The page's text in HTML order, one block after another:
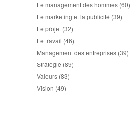
Le management des hommes (60)
Le marketing et la publicité (39)
Le projet (32)
Le travail (46)
Management des entreprises (39)
Stratégie (89)
Valeurs (83)
Vision (49)